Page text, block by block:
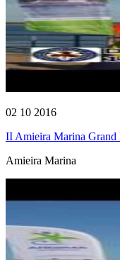
02 10 2016
II Amieira Marina Grand
Amieira Marina